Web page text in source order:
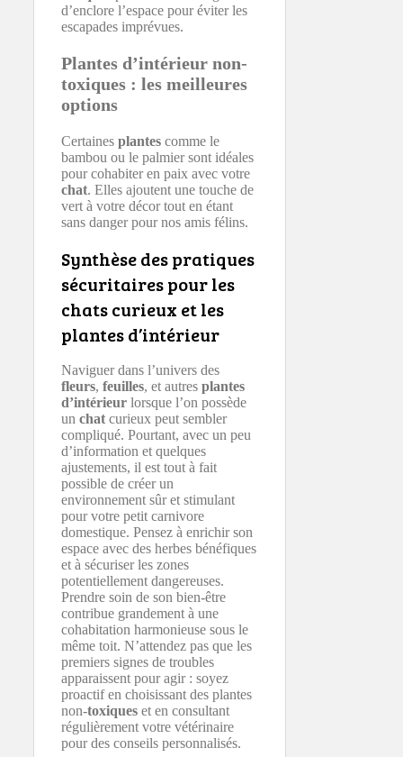
d’enclore l’espace pour éviter les
escapades imprévues.
Plantes d’intérieur non-
toxiques : les meilleures
options
Certaines plantes comme le
bambou ou le palmier sont idéales
pour cohabiter en paix avec votre
chat. Elles ajoutent une touche de
vert à votre décor tout en étant
sans danger pour nos amis félins.
Synthèse des pratiques
sécuritaires pour les
chats curieux et les
plantes d’intérieur
Naviguer dans l’univers des
fleurs, feuilles, et autres plantes
d’intérieur lorsque l’on possède
un chat curieux peut sembler
compliqué. Pourtant, avec un peu
d’information et quelques
ajustements, il est tout à fait
possible de créer un
environnement sûr et stimulant
pour votre petit carnivore
domestique. Pensez à enrichir son
espace avec des herbes bénéfiques
et à sécuriser les zones
potentiellement dangereuses.
Prendre soin de son bien-être
contribue grandement à une
cohabitation harmonieuse sous le
même toit. N’attendez pas que les
premiers signes de troubles
apparaissent pour agir : soyez
proactif en choisissant des plantes
non-toxiques et en consultant
régulièrement votre vétérinaire
pour des conseils personnalisés.